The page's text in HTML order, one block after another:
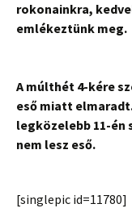
rokonainkra,
emlékeztünk meg.
A múlthét 4-kére
eső miatt
legközelebb 11-én
nem lesz eső.
[singlepic id=11780]